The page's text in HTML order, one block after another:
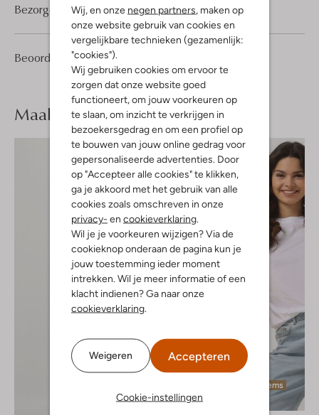
Wij, en onze negen partners , maken op
onze website gebruik van cookies en
vergelijkbare technieken (gezamenlijk:
"cookies").
Wij gebruiken cookies om ervoor te
zorgen dat onze website goed
functioneert, om jouw voorkeuren op
te slaan, om inzicht te verkrijgen in
bezoekersgedrag en om een profiel op
te bouwen van jouw online gedrag voor
gepersonaliseerde advertenties. Door
op "Accepteer alle cookies" te klikken,
ga je akkoord met het gebruik van alle
cookies zoals omschreven in onze
privacy- en cookieverklaring
Wil je je voorkeuren wijzigen? Via de
cookieknop onderaan de pagina kun je
jouw toestemming ieder moment
intrekken. Wil je meer informatie of een
klacht indienen? Ga naar onze
cookieverklaring
Weigeren Accepteren
Cookie-instellingen
Beoordelingen (1)
Sterren
Bezorgen & retourneren
Maak jelook compleet
Laatste items